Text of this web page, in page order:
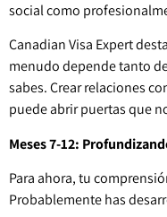
social como
Canadian Visa Expert
menudo depende tanto
sabes. Crear relaciones
puede abrir puertas que
Meses 7-12:
Para ahora, tu
Probablemente has